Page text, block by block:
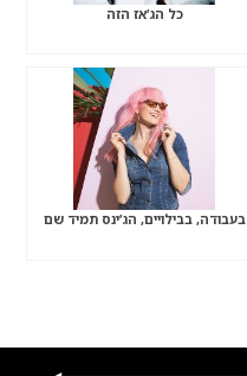
כל הג’אז הזה
בעבודה, בבילויים, הג’ינס תמיד שם